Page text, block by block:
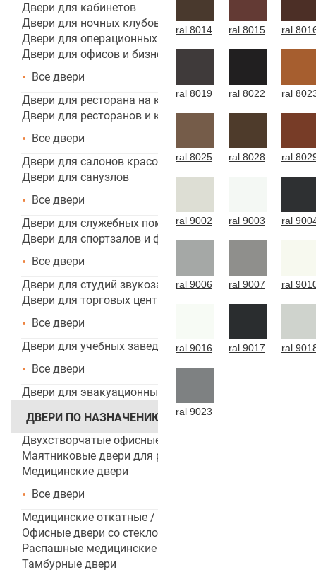
Двери для кабинетов
Двери для ночных клубов
Двери для операционных
Двери для офисов и бизнес центров
Все двери
Двери для ресторана на кухню
Двери для ресторанов и кафе
Все двери
Двери для салонов красоты
Двери для санузлов
Все двери
Двери для служебных помещений
Двери для спортзалов и фитнес-центров
Все двери
Двери для студий звукозаписи
Двери для торговых центров, помещений
Все двери
Двери для учебных заведений и ДОУ
Все двери
Двери для эвакуационных выходов
ДВЕРИ ПО НАЗНАЧЕНИЮ
Двухстворчатые офисные двери
Маятниковые двери для ресторанов и кафе
Медицинские двери
Все двери
Медицинские откатные / раздвижные двери
Офисные двери со стеклом
Распашные медицинские двери
Тамбурные двери
ral 8014 ral 8015 ral
ral 8019 ral 8022 ral
ral 8025 ral 8028 ral
ral 9002 ral 9003 ral
ral 9006 ral 9007 ral
ral 9016 ral 9017 ral
ral 9023